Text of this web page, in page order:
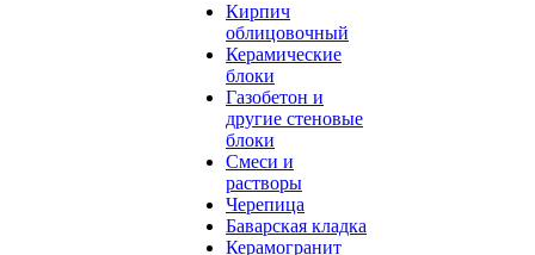
Кирпич
облицовочный
Керамические
блоки
Газобетон и
другие стеновые
блоки
Смеси и
растворы
Черепица
Баварская кладка
Керамогранит